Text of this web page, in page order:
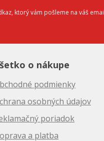
ktorý vám pošleme na váš
o nákupe
podmienky
osobných údajov
poriadok
a platba